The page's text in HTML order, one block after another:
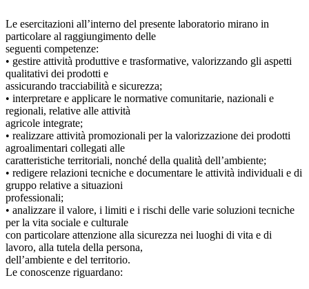
Le esercitazioni all’interno del presente laboratorio mirano in
particolare al raggiungimento delle
seguenti competenze:
• gestire attività produttive e trasformative, valorizzando gli aspetti
qualitativi dei prodotti e
assicurando tracciabilità e sicurezza;
• interpretare e applicare le normative comunitarie, nazionali e
regionali, relative alle attività
agricole integrate;
• realizzare attività promozionali per la valorizzazione dei prodotti
agroalimentari collegati alle
caratteristiche territoriali, nonché della qualità dell’ambiente;
• redigere relazioni tecniche e documentare le attività individuali e di
gruppo relative a situazioni
professionali;
• analizzare il valore, i limiti e i rischi delle varie soluzioni tecniche
per la vita sociale e culturale
con particolare attenzione alla sicurezza nei luoghi di vita e di
lavoro, alla tutela della persona,
dell’ambiente e del territorio.
Le conoscenze riguardano: